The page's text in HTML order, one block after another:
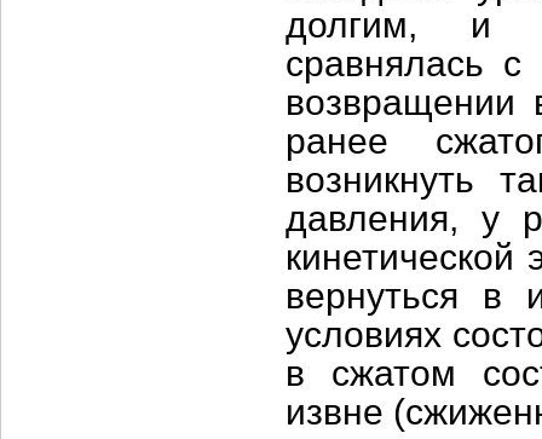
долгим, и
сравнялась
возвращении
ранее
возникнуть
давления, у
кинетической
вернуться в
условиях
в сжатом
извне